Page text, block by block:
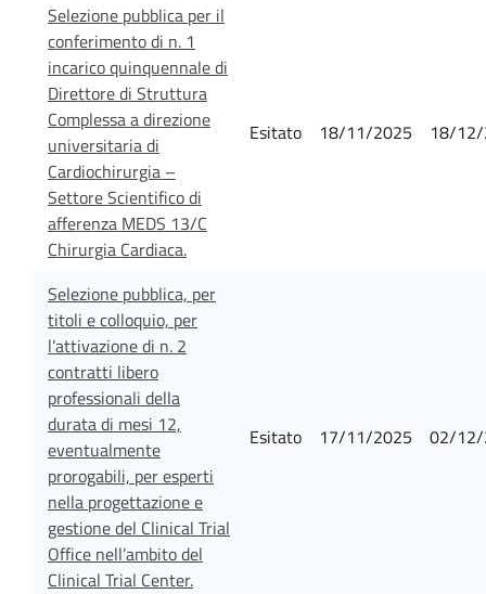
Selezione pubblica per il
conferimento di n. 1
incarico quinquennale di
Direttore di Struttura
Complessa a direzione
universitaria di
Cardiochirurgia –
Settore Scientifico di
afferenza MEDS 13/C
Chirurgia Cardiaca.
Esitato 18/11/2025 18/
Selezione pubblica, per
titoli e colloquio, per
l’attivazione di n. 2
contratti libero
professionali della
durata di mesi 12,
eventualmente
prorogabili, per esperti
nella progettazione e
gestione del Clinical Trial
Office nell’ambito del
Clinical Trial Center.
Esitato 17/11/2025 02/